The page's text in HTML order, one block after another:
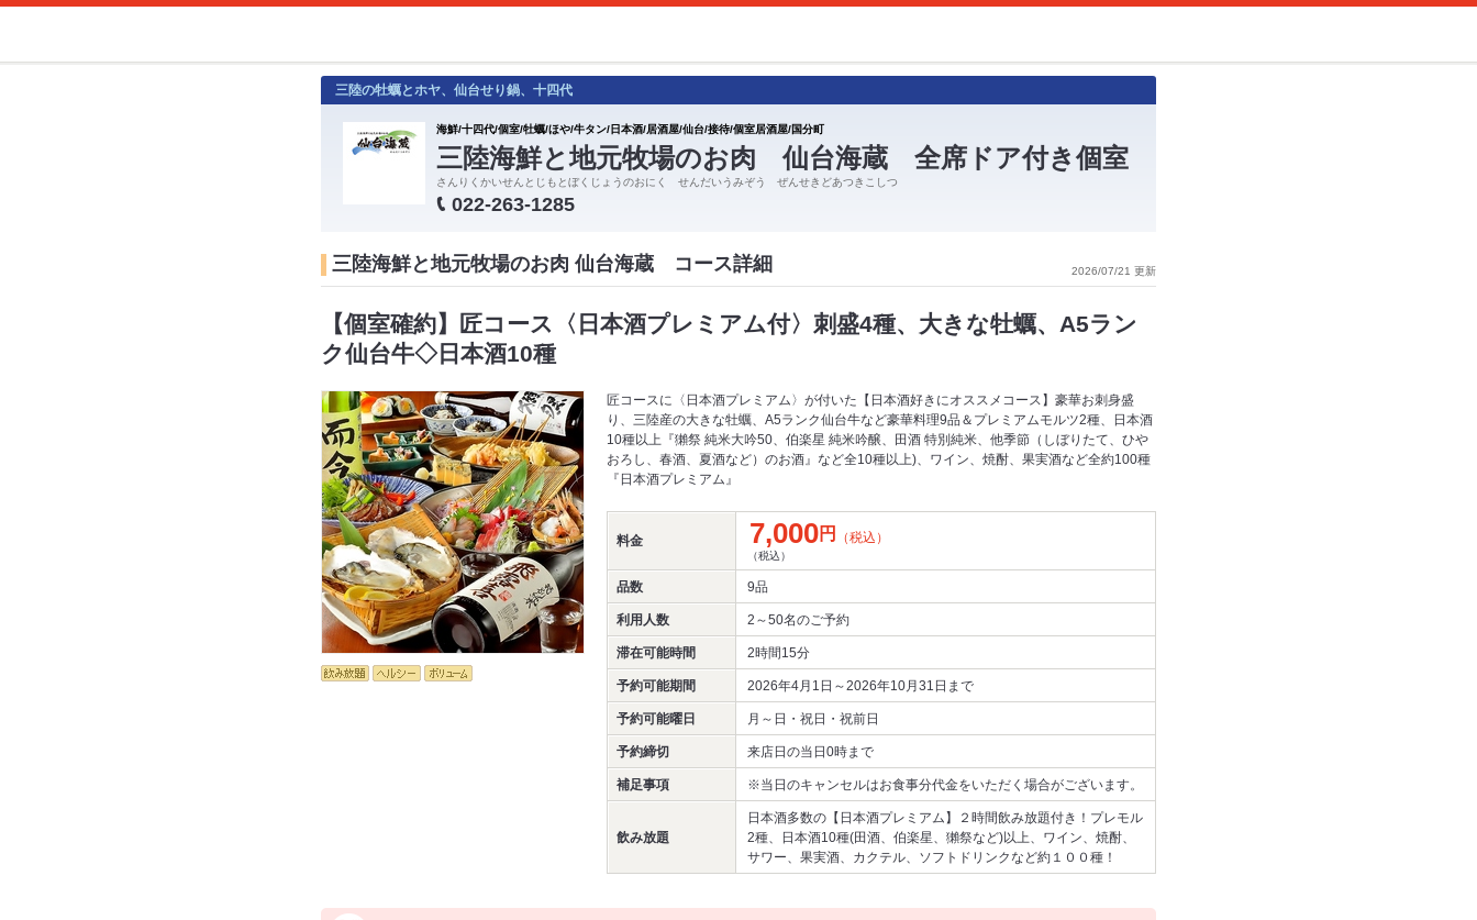
三陸の牡蠣とホヤ、仙台せり鍋、十四代
海鮮/十四代/個室/牡蠣/ほや/牛タン/日本酒/居酒屋/仙台/接待/個室居酒屋/国分町
三陸海鮮と地元牧場のお肉 仙台海蔵 全席ドア付き個室
さんりくかいせんとじもとぼくじょうのおにく せんだいうみぞう ぜんせきどあつきこしつ
022-263-1285
2026/07/21 更新
三陸海鮮と地元牧場のお肉 仙台海蔵 コース詳細
【個室確約】匠コース〈日本酒プレミアム付〉刺盛4種、大きな牡蠣、A5ラン
ク仙台牛◇日本酒10種
匠コースに〈日本酒プレミアム〉が付いた【日本酒好きにオススメコース】豪華お刺身盛
り、三陸産の大きな牡蠣、A5ランク仙台牛など豪華料理9品＆プレミアムモルツ2種、日本酒
10種以上『獺祭 純米大吟50、伯楽星 純米吟醸、田酒 特別純米、他季節（しぼりたて、ひや
おろし、春酒、夏酒など）のお酒』など全10種以上)、ワイン、焼酎、果実酒など全約100種
『日本酒プレミアム』
料金 7,000円 （税込）
（税込）
品数 9品
利用人数 2～50名のご予約
滞在可能時間 2時間15分
予約可能期間 2026年4月1日～2026年10月31日まで
予約可能曜日 月～日・祝日・祝前日
予約締切 来店日の当日0時まで
補足事項 ※当日のキャンセルはお食事分代金をいただく場合がございます。
飲み放題
日本酒多数の【日本酒プレミアム】２時間飲み放題付き！プレモル
2種、日本酒10種(田酒、伯楽星、獺祭など)以上、ワイン、焼酎、
サワー、果実酒、カクテル、ソフトドリンクなど約１００種！